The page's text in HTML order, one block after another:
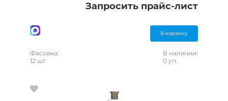
Запросить прайс-лист
В корзину
Фасовка:
12 шт
В наличии:
0 уп.